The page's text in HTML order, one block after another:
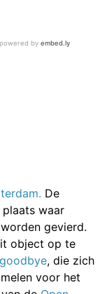
De
waar
gevierd.
object op te
, die zich
voor het